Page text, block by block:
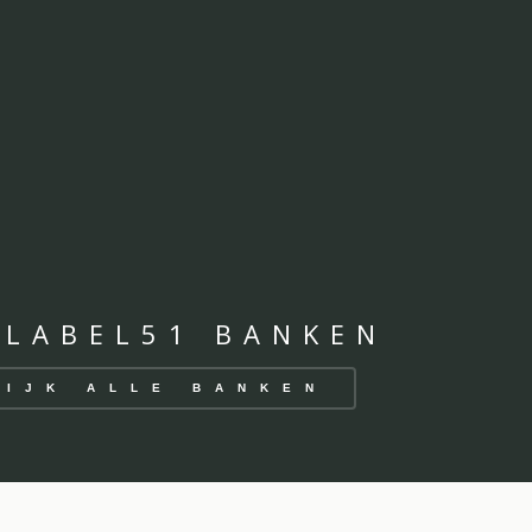
BANKEN
ALLE BANKEN